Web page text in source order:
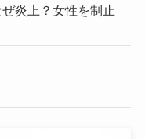
炎上？女性を制止